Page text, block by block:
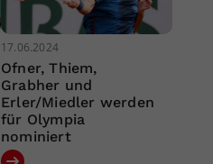
17.06.2024
Ofner, Thiem,
Grabher und
Erler/Miedler werden
für Olympia
nominiert